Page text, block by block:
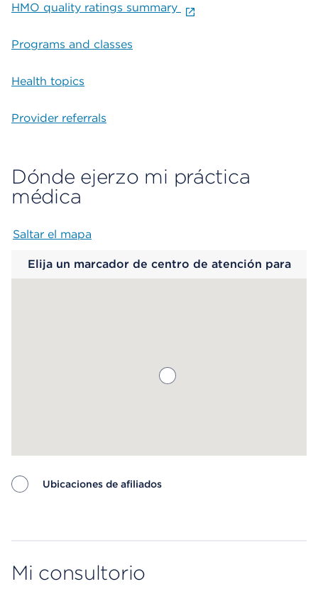
HMO quality ratings summary
Programs and classes
Health topics
Provider referrals
Dónde ejerzo mi práctica
médica
Saltar el mapa
Elija un marcador de centro de atención para
Ubicaciones de afiliados
Mi consultorio